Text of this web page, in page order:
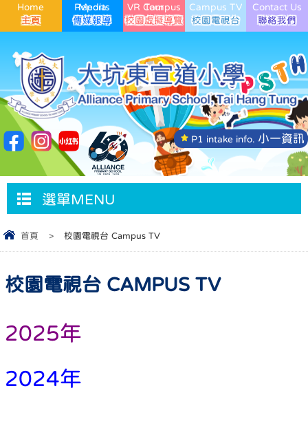
Home Media Reports VR Campus Tour Campus TV Contact Us
P1 intake info. 小一資訊
選單MENU
首頁 > 校園電視台 Campus TV
校園電視台 CAMPUS TV
2025年
2024年